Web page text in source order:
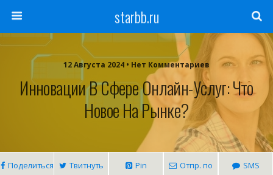
starbb.ru
12 Августа 2024 • Нет Комментариев
Инновации В Сфере Онлайн-Услуг: Что
Новое На Рынке?
Поделиться Твитнуть Pin
Отпр. по
SMS